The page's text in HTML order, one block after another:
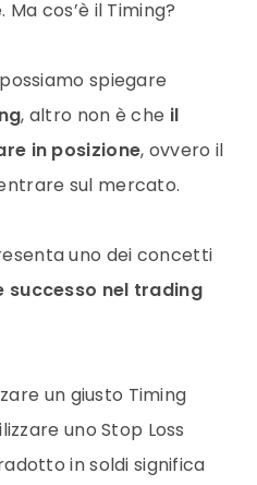
cos’è il Timing?
spiegare
, altro non è che il
in posizione, ovvero il
sul mercato.
uno dei concetti
successo nel trading
un giusto Timing
uno Stop Loss
in soldi significa